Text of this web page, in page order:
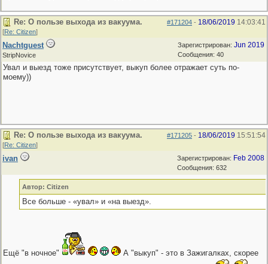
#171204 - 18/06/2019 14:03:41
Re: О пользе выхода из вакуума.
[Re: Citizen]
Зарегистрирован: Jun 2019
Сообщения: 40
Nachtguest
StripNovice
Увал и выезд тоже присутствует, выкуп более отражает суть по-
моему))
#171205 - 18/06/2019 15:51:54
Re: О пользе выхода из вакуума.
[Re: Citizen]
Зарегистрирован: Feb 2008
Сообщения: 632
ivan
Автор: Citizen
Все больше - «увал» и «на выезд».
Ещё "в ночное"
А "выкуп" - это в Зажигалках, скорее